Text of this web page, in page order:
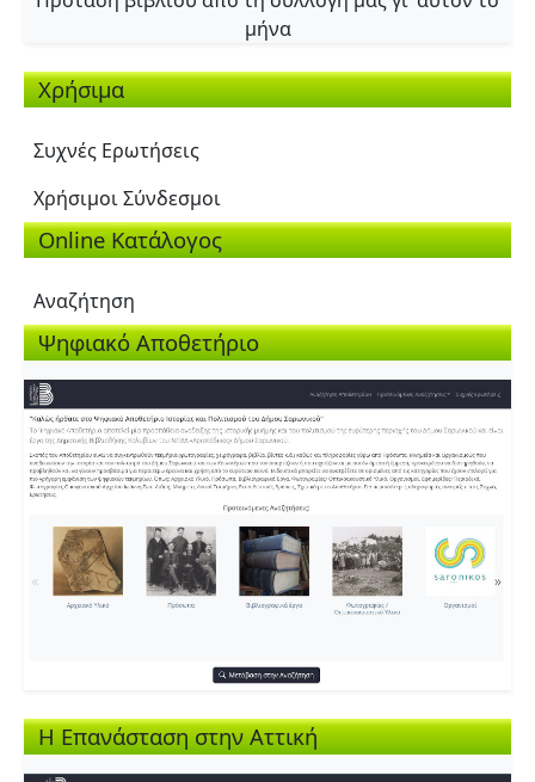
μήνα
Χρήσιμα
Συχνές Ερωτήσεις
Χρήσιμοι Σύνδεσμοι
Online Κατάλογος
Αναζήτηση
Ψηφιακό Αποθετήριο
Η Επανάσταση στην Αττική